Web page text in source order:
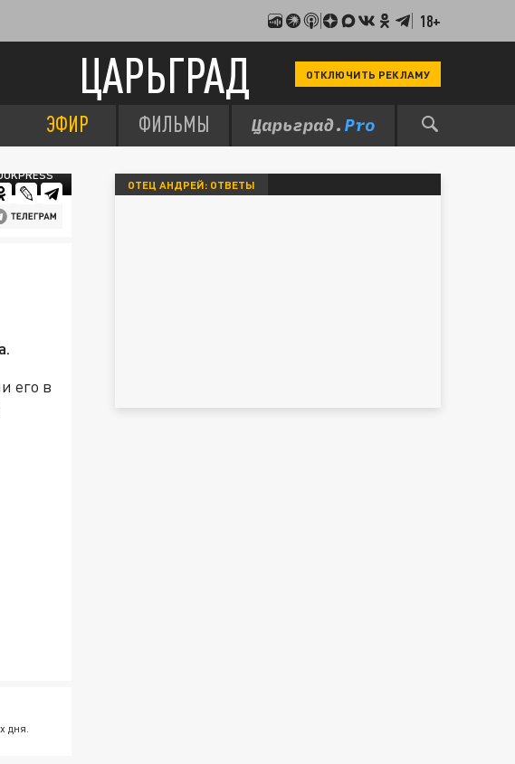
18+
ЦАРЬГРАД ОТКЛЮЧИТЬ РЕКЛАМУ
ЭФИР ФИЛЬМЫ
его в
дня.
ОТЕЦ АНДРЕЙ: ОТВЕТЫ